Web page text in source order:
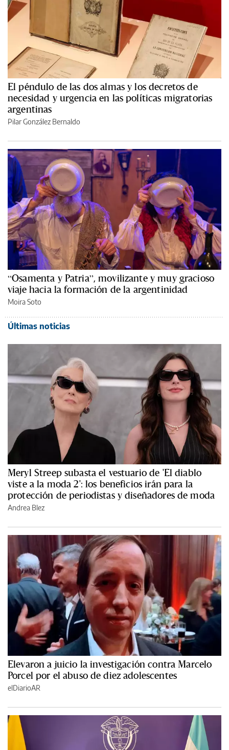
El péndulo de las dos almas y los decretos de
necesidad y urgencia en las políticas migratorias
argentinas
Pilar González Bernaldo
“Osamenta y Patria”, movilizante y muy gracioso
viaje hacia la formación de la argentinidad
Moira Soto
Últimas noticias
Meryl Streep subasta el vestuario de 'El diablo
viste a la moda 2': los beneficios irán para la
protección de periodistas y diseñadores de moda
Andrea Blez
Elevaron a juicio la investigación contra Marcelo
Porcel por el abuso de diez adolescentes
elDiarioAR